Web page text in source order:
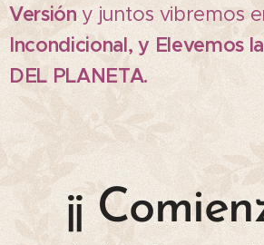
Versióny juntos vibremos
Incondicional, y Elevemos
DEL PLANETA.
¡¡